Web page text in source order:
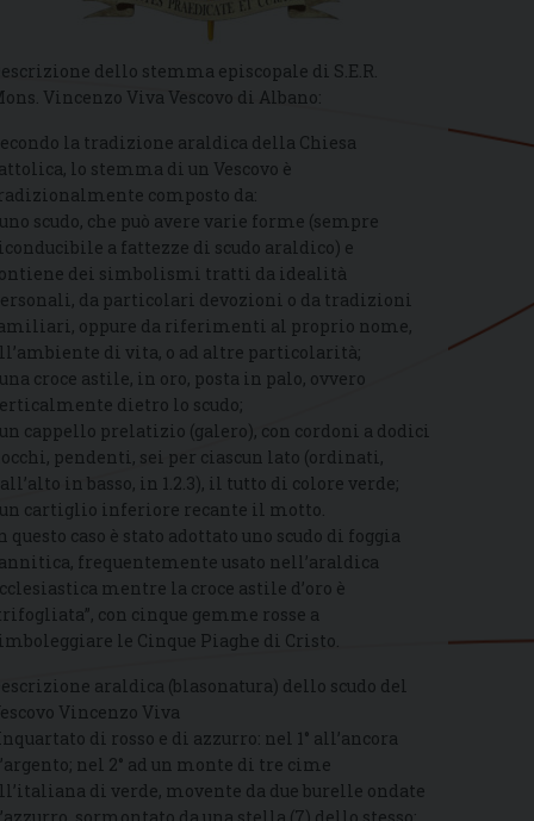
dello stemma episcopale di S.E.R.
Vincenzo Viva Vescovo di Albano:
la tradizione araldica della Chiesa
lo stemma di un Vescovo è
composto da:
scudo, che può avere varie forme (sempre
a fattezze di scudo araldico) e
dei simbolismi tratti da idealità
da particolari devozioni o da tradizioni
oppure da riferimenti al proprio nome,
di vita, o ad altre particolarità;
croce astile, in oro, posta in palo, ovvero
dietro lo scudo;
cappello prelatizio (galero), con cordoni a dodici
pendenti, sei per ciascun lato (ordinati,
in basso, in 1.2.3), il tutto di colore verde;
cartiglio inferiore recante il motto.
questo caso è stato adottato uno scudo di foggia
frequentemente usato nell’araldica
mentre la croce astile d’oro è
con cinque gemme rosse a
le Cinque Piaghe di Cristo.
araldica (blasonatura) dello scudo del
Vincenzo Viva
di rosso e di azzurro: nel 1° all’ancora
nel 2° ad un monte di tre cime
di verde, movente da due burelle ondate